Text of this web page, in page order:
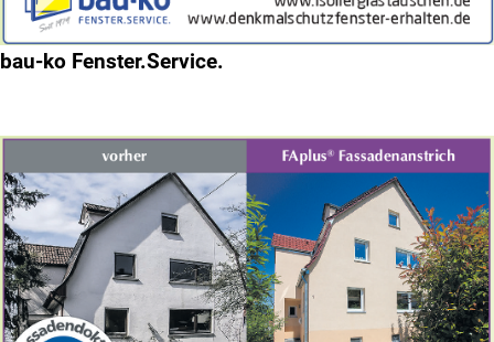
bau-ko Fenster.Service.